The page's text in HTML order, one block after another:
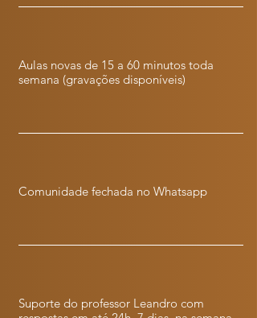
Aulas novas de 15 a 60 minutos toda
semana (gravações disponíveis)
Comunidade fechada no Whatsapp
Suporte do professor Leandro com